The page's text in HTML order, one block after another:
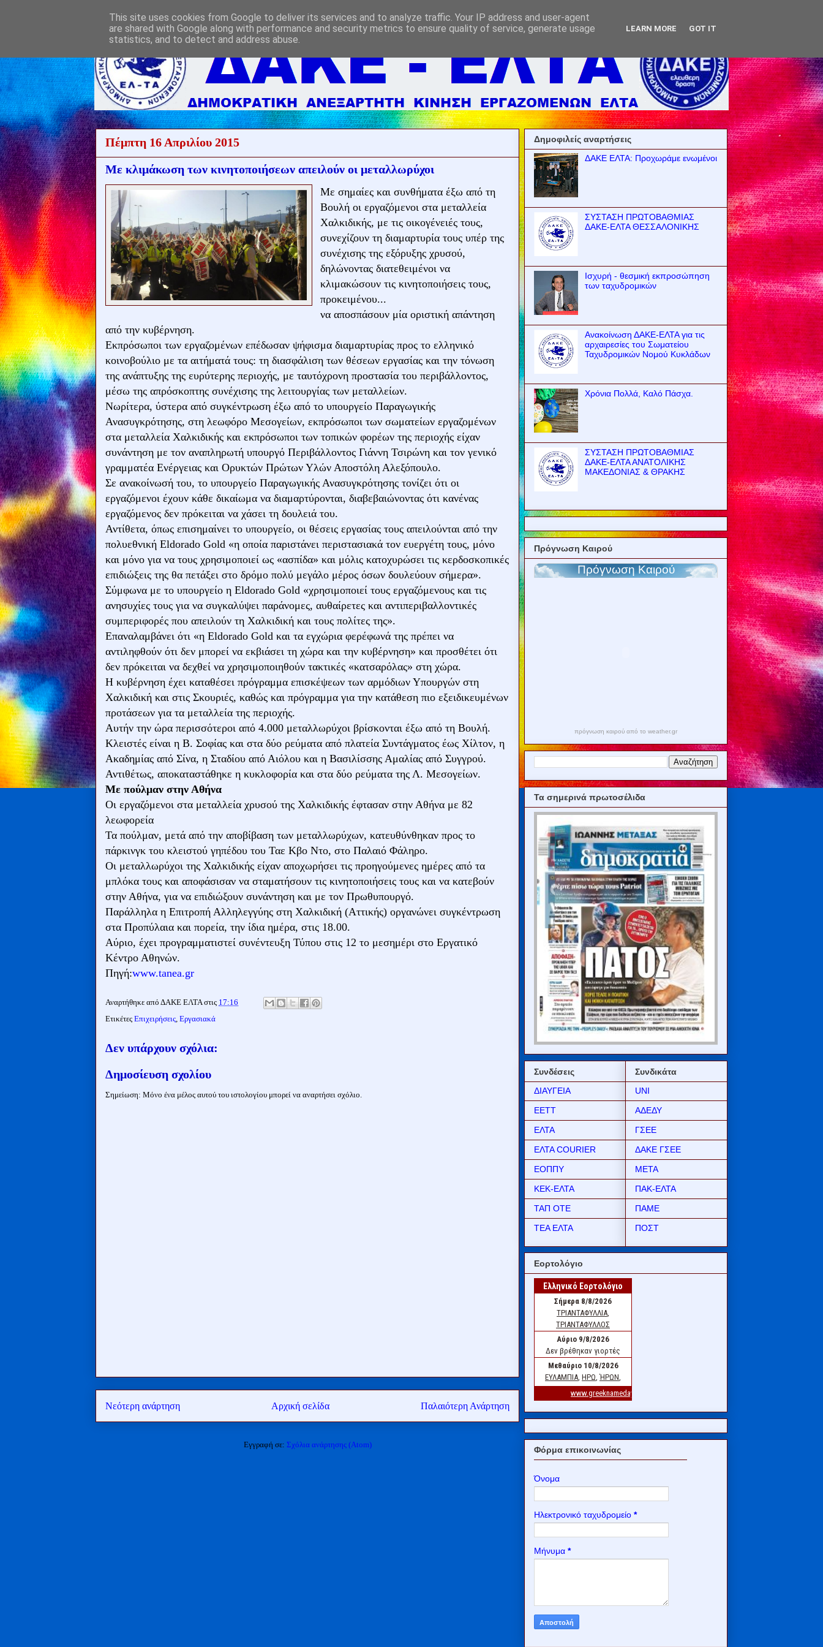
Πέμπτη 16 Απριλίου 2015
Με κλιμάκωση των κινητοποιήσεων απειλούν οι μεταλλωρύχοι
Με σημαίες και συνθήματα έξω από τη
Βουλή οι εργαζόμενοι στα μεταλλεία
Χαλκιδικής, με τις οικογένειές τους,
συνεχίζουν τη διαμαρτυρία τους υπέρ της
συνέχισης της εξόρυξης χρυσού,
δηλώνοντας διατεθειμένοι να
κλιμακώσουν τις κινητοποιήσεις τους,
προκειμένου...
να αποσπάσουν μία οριστική απάντηση
από την κυβέρνηση.
Εκπρόσωποι των εργαζομένων επέδωσαν ψήφισμα διαμαρτυρίας προς το ελληνικό
κοινοβούλιο με τα αιτήματά τους: τη διασφάλιση των θέσεων εργασίας και την τόνωση
της ανάπτυξης της ευρύτερης περιοχής, με ταυτόχρονη προστασία του περιβάλλοντος,
μέσω της απρόσκοπτης συνέχισης της λειτουργίας των μεταλλείων.
Νωρίτερα, ύστερα από συγκέντρωση έξω από το υπουργείο Παραγωγικής
Ανασυγκρότησης, στη λεωφόρο Μεσογείων, εκπρόσωποι των σωματείων εργαζομένων
στα μεταλλεία Χαλκιδικής και εκπρόσωποι των τοπικών φορέων της περιοχής είχαν
συνάντηση με τον αναπληρωτή υπουργό Περιβάλλοντος Γιάννη Τσιρώνη και τον γενικό
γραμματέα Ενέργειας και Ορυκτών Πρώτων Υλών Αποστόλη Αλεξόπουλο.
Σε ανακοίνωσή του, το υπουργείο Παραγωγικής Ανασυγκρότησης τονίζει ότι οι
εργαζόμενοι έχουν κάθε δικαίωμα να διαμαρτύρονται, διαβεβαιώνοντας ότι κανένας
εργαζόμενος δεν πρόκειται να χάσει τη δουλειά του.
Αντίθετα, όπως επισημαίνει το υπουργείο, οι θέσεις εργασίας τους απειλούνται από την
πολυεθνική Eldorado Gold «η οποία παριστάνει περιστασιακά τον ευεργέτη τους, μόνο
και μόνο για να τους χρησιμοποιεί ως «ασπίδα» και μόλις κατοχυρώσει τις κερδοσκοπικές
επιδιώξεις της θα πετάξει στο δρόμο πολύ μεγάλο μέρος όσων δουλεύουν σήμερα».
Σύμφωνα με το υπουργείο η Eldorado Gold «χρησιμοποιεί τους εργαζόμενους και τις
ανησυχίες τους για να συγκαλύψει παράνομες, αυθαίρετες και αντιπεριβαλλοντικές
συμπεριφορές που απειλούν τη Χαλκιδική και τους πολίτες της».
Επαναλαμβάνει ότι «η Eldorado Gold και τα εγχώρια φερέφωνά της πρέπει να
αντιληφθούν ότι δεν μπορεί να εκβιάσει τη χώρα και την κυβέρνηση» και προσθέτει ότι
δεν πρόκειται να δεχθεί να χρησιμοποιηθούν τακτικές «κατσαρόλας» στη χώρα.
H κυβέρνηση έχει καταθέσει πρόγραμμα επισκέψεων των αρμόδιων Υπουργών στη
Χαλκιδική και στις Σκουριές, καθώς και πρόγραμμα για την κατάθεση πιο εξειδικευμένων
προτάσεων για τα μεταλλεία της περιοχής.
Αυτήν την ώρα περισσότεροι από 4.000 μεταλλωρύχοι βρίσκονται έξω από τη Βουλή.
Κλειστές είναι η Β. Σοφίας και στα δύο ρεύματα από πλατεία Συντάγματος έως Χίλτον, η
Ακαδημίας από Σίνα, η Σταδίου από Αιόλου και η Βασιλίσσης Αμαλίας από Συγγρού.
Αντιθέτως, αποκαταστάθηκε η κυκλοφορία και στα δύο ρεύματα της Λ. Μεσογείων.
Με πούλμαν στην Αθήνα
Οι εργαζόμενοι στα μεταλλεία χρυσού της Χαλκιδικής έφτασαν στην Αθήνα με 82
λεωφορεία
Τα πούλμαν, μετά από την αποβίβαση των μεταλλωρύχων, κατευθύνθηκαν προς το
πάρκινγκ του κλειστού γηπέδου του Ταε Κβο Ντο, στο Παλαιό Φάληρο.
Οι μεταλλωρύχοι της Χαλκιδικής είχαν αποχωρήσει τις προηγούμενες ημέρες από τα
μπλόκα τους και αποφάσισαν να σταματήσουν τις κινητοποιήσεις τους και να κατεβούν
στην Αθήνα, για να επιδιώξουν συνάντηση και με τον Πρωθυπουργό.
Παράλληλα η Επιτροπή Αλληλεγγύης στη Χαλκιδική (Αττικής) οργανώνει συγκέντρωση
στα Προπύλαια και πορεία, την ίδια ημέρα, στις 18.00.
Αύριο, έχει προγραμματιστεί συνέντευξη Τύπου στις 12 το μεσημέρι στο Εργατικό
Κέντρο Αθηνών.
Πηγή:www.tanea.gr
Αναρτήθηκε από ΔΑΚΕ ΕΛΤΑ στις 17:16
Ετικέτες Επιχειρήσεις, Εργασιακά
Δεν υπάρχουν σχόλια:
Δημοσίευση σχολίου
Σημείωση: Μόνο ένα μέλος αυτού του ιστολογίου μπορεί να αναρτήσει σχόλιο.
Νεότερη ανάρτηση Παλαιότερη Ανάρτηση
Αρχική σελίδα
Εγγραφή σε: Σχόλια ανάρτησης (Atom)
Δημοφιλείς αναρτήσεις
ΔΑΚΕ ΕΛΤΑ: Προχωράμε ενωμένοι
ΣΥΣΤΑΣΗ ΠΡΩΤΟΒΑΘΜΙΑΣ
ΔΑΚΕ-ΕΛΤΑ ΘΕΣΣΑΛΟΝΙΚΗΣ
Ισχυρή - θεσμική εκπροσώπηση
των ταχυδρομικών
Ανακοίνωση ΔΑΚΕ-ΕΛΤΑ για τις
αρχαιρεσίες του Σωματείου
Ταχυδρομικών Νομού Κυκλάδων
Χρόνια Πολλά, Καλό Πάσχα.
ΣΥΣΤΑΣΗ ΠΡΩΤΟΒΑΘΜΙΑΣ
ΔΑΚΕ-ΕΛΤΑ ΑΝΑΤΟΛΙΚΗΣ
ΜΑΚΕΔΟΝΙΑΣ & ΘΡΑΚΗΣ
Πρόγνωση Καιρού
πρόγνωση καιρού από το weather.gr
Τα σημερινά πρωτοσέλιδα
Συνδέσεις
ΔΙΑΥΓΕΙΑ
ΕΕΤΤ
ΕΛΤΑ
ΕΛΤΑ COURIER
ΕΟΠΠΥ
ΚΕΚ-ΕΛΤΑ
ΤΑΠ ΟΤΕ
ΤΕΑ ΕΛΤΑ
Συνδικάτα
UNI
ΑΔΕΔΥ
ΓΣΕΕ
ΔΑΚΕ ΓΣΕΕ
ΜΕΤΑ
ΠΑΚ-ΕΛΤΑ
ΠΑΜΕ
ΠΟΣΤ
Εορτολόγιο
Φόρμα επικοινωνίας
Όνομα
Ηλεκτρονικό ταχυδρομείο *
Μήνυμα *
This site uses cookies from Google to deliver its services and to analyze traffic. Your IP address and user-agent
are shared with Google along with performance and security metrics to ensure quality of service, generate usage
statistics, and to detect and address abuse.
LEARN MORE GOT IT